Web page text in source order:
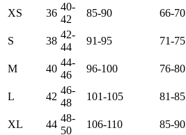
XS
36
40-
42
85-90 66-70
S 38
42-
44
91-95 71-75
M 40
44-
46
96-100 76-80
L 42
46-
48
101-105 81-85
XL 44
48-
50
106-110 85-90